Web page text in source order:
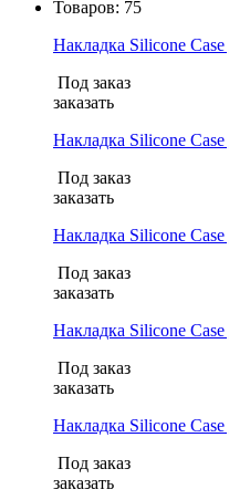
Товаров: 75
Накладка Silicone
Под заказ
заказать
Накладка Silicone
Под заказ
заказать
Накладка Silicone
Под заказ
заказать
Накладка Silicone
Под заказ
заказать
Накладка Silicone
Под заказ
заказать